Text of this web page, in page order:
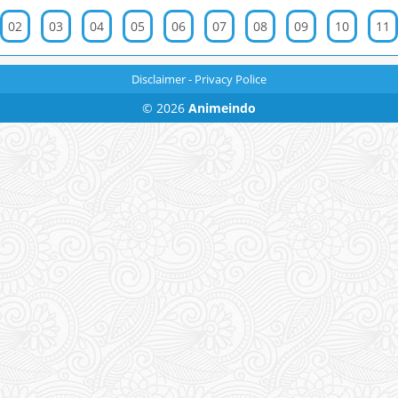
02 03 04 05 06 07 08 09 10 11
Disclaimer- Privacy Police
© 2026 Animeindo